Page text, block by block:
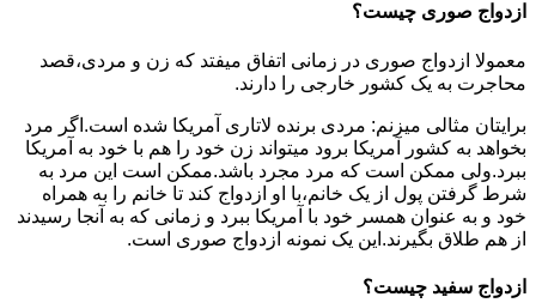
ازدواج صوری چیست؟
معمولا ازدواج صوری در زمانی اتفاق میفتد که زن و مردی،قصد
محاجرت به یک کشور خارجی را دارند.
برایتان مثالی میزنم: مردی برنده لاتاری آمریکا شده است.اگر مرد
بخواهد به کشور آمریکا برود میتواند زن خود را هم با خود به آمریکا
ببرد.ولی ممکن است که مرد مجرد باشد.ممکن است این مرد به
شرط گرفتن پول از یک خانم،با او ازدواج کند تا خانم را به همراه
خود و به عنوان همسر خود با آمریکا ببرد و زمانی که به آنجا رسیدند
از هم طلاق بگیرند.این یک نمونه ازدواج صوری است.
ازدواج سفید چیست؟